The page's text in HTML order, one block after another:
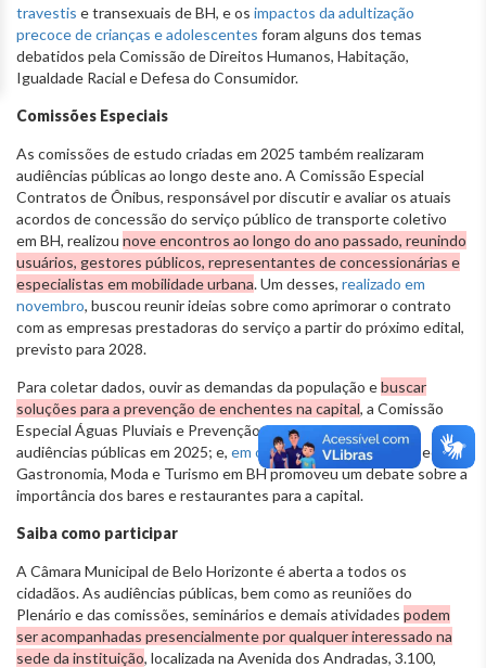
travestis e transexuais de BH, e os impactos da adultização
precoce de crianças e adolescentes foram alguns dos temas
debatidos pela Comissão de Direitos Humanos, Habitação,
Igualdade Racial e Defesa do Consumidor.
Comissões Especiais
As comissões de estudo criadas em 2025 também realizaram
audiências públicas ao longo deste ano. A Comissão Especial
Contratos de Ônibus, responsável por discutir e avaliar os atuais
acordos de concessão do serviço público de transporte coletivo
em BH, realizou nove encontros ao longo do ano passado, reunindo
usuários, gestores públicos, representantes de concessionárias e
especialistas em mobilidade urbana. Um desses, realizado em
novembro, buscou reunir ideias sobre como aprimorar o contrato
com as empresas prestadoras do serviço a partir do próximo edital,
previsto para 2028.
Para coletar dados, ouvir as demandas da população ebuscar
soluções para a prevenção de enchentes na capital, a Comissão
Especial Águas Pluviais e Prevenção de Riscos realizou seis
audiências públicas em 2025; e, em outubro, a Comissão Especial
Gastronomia, Moda e Turismo em BH promoveu um debate sobre a
importância dos bares e restaurantes para a capital.
Saiba como participar
A Câmara Municipal de Belo Horizonte é aberta a todos os
cidadãos. As audiências públicas, bem como as reuniões do
Plenário e das comissões, seminários e demais atividades podem
ser acompanhadas presencialmente por qualquer interessado na
sede da instituição, localizada na Avenida dos Andradas, 3.100,